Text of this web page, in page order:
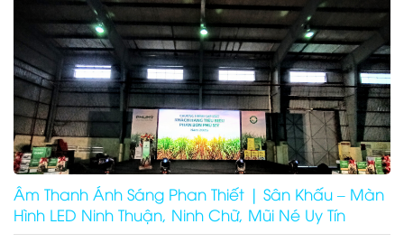
Âm Thanh Ánh Sáng Phan Thiết | Sân Khấu – Màn
Hình LED Ninh Thuận, Ninh Chữ, Mũi Né Uy Tín